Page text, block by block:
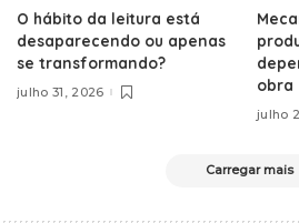
O hábito da leitura está
desaparecendo ou apenas
se transformando?
julho 31, 2026
obra
julho
Carregar mais